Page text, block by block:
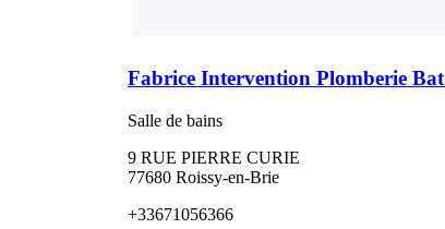
Fabrice Intervention Plomberie Bat
Salle de bains
9 RUE PIERRE CURIE
77680 Roissy-en-Brie
+33671056366